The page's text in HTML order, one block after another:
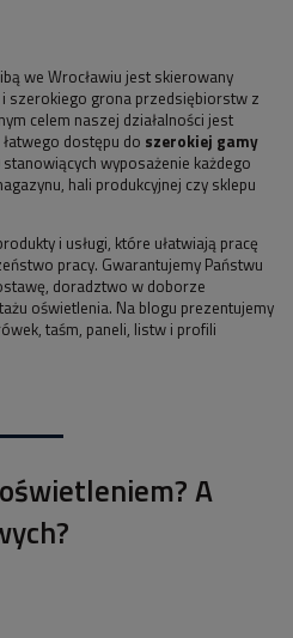
we Wrocławiu jest skierowany
szerokiego grona przedsiębiorstw z
celem naszej działalności jest
dostępu do szerokiej gamy
stanowiących wyposażenie każdego
hali produkcyjnej czy sklepu
i usługi, które ułatwiają pracę
pracy. Gwarantujemy Państwu
doradztwo w doborze
oświetlenia. Na blogu prezentujemy
taśm, paneli, listw i profili
A